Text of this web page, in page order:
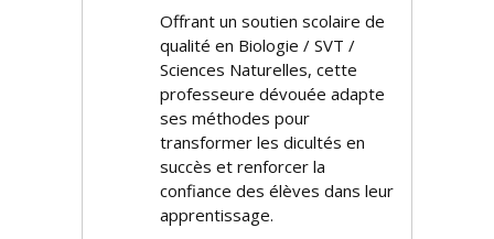
Offrant un soutien scolaire de
qualité en Biologie / SVT /
Sciences Naturelles, cette
professeure dévouée adapte
ses méthodes pour
transformer les difficultés en
succès et renforcer la
confiance des élèves dans leur
apprentissage.